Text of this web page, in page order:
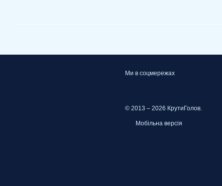
Ми в соцмережах
© 2013 – 2026 КрутиГолов.
Мобільна версія